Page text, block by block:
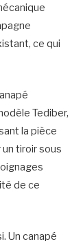
ce qui
Tediber,
la pièce
tiroir sous
de ce
Un canapé